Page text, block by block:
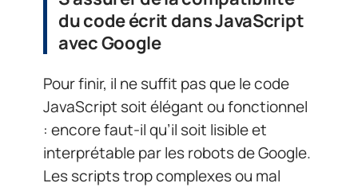
du code écrit dans JavaScript
avec Google
Pour finir, il ne suffit pas que le code
JavaScript soit élégant ou fonctionnel
: encore faut-il qu’il soit lisible et
interprétable par les robots de Google.
Les scripts trop complexes ou mal